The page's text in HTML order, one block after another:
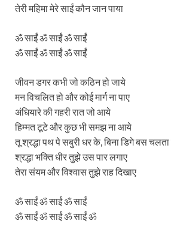
तेरी महिमा मेरे साईं कौन जान पाया
ॐ साईं ॐ साईं ॐ साईं
ॐ साईं ॐ साईं ॐ साईं
जीवन डगर कभी जो कठिन हो जाये
मन विचलित हो और कोई मार्ग ना पाए
अंधियारे की गहरी रात जो आये
हिम्मत टूटे और कुछ भी समझ ना आये
तू श्रद्धा पथ पे सबुरी धर के, बिना डिगे बस
श्रद्धा भक्ति धीर तुझे उस पार लगाए
तेरा संयम और विश्वास तुझे राह दिखाए
ॐ साईं ॐ साईं ॐ साईं
ॐ साईं ॐ साईं ॐ साईं ॐ